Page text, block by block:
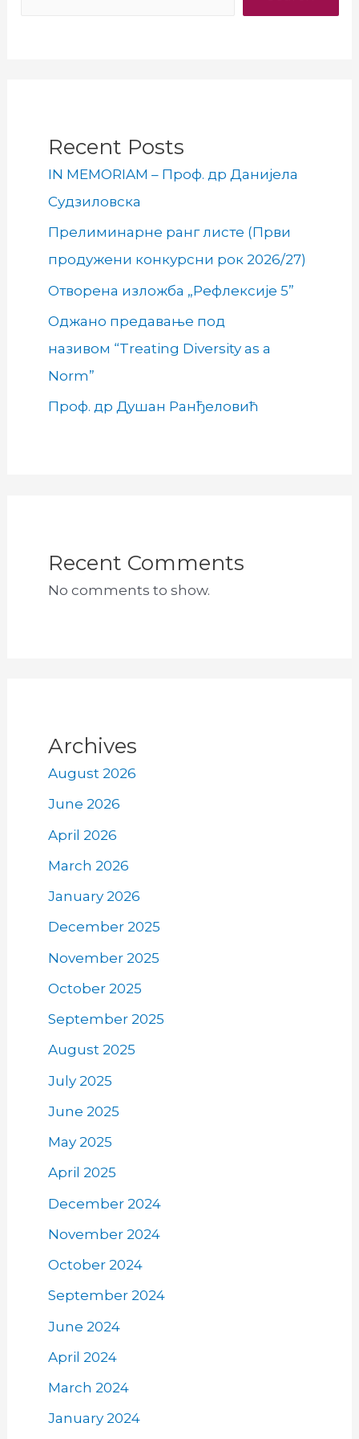
Recent Posts
IN MEMORIAM – Проф. др Данијела
Судзиловска
Прелиминарне ранг листе (Први
продужени конкурсни рок 2026/27)
Отворена изложба „Рефлексије 5”
Оджано предавање под
називом “Treating Diversity as a
Norm”
Проф. др Душан Ранђеловић
Recent Comments
No comments to show.
Archives
August 2026
June 2026
April 2026
March 2026
January 2026
December 2025
November 2025
October 2025
September 2025
August 2025
July 2025
June 2025
May 2025
April 2025
December 2024
November 2024
October 2024
September 2024
June 2024
April 2024
March 2024
January 2024